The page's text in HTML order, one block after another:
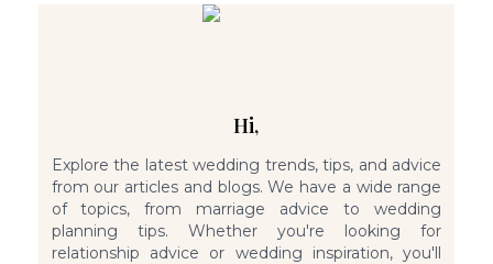
Hi,
Explore the latest wedding trends, tips, and advice
from our articles and blogs. We have a wide range
of topics, from marriage advice to wedding
planning tips. Whether you're looking for
relationship advice or wedding inspiration, you'll